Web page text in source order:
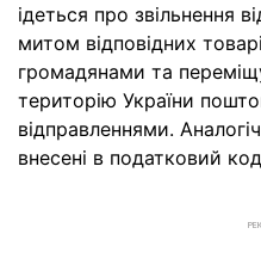
ідеться про звільнення
митом відповідних
громадянами та
територію України
відправленнями.
внесені в податковий